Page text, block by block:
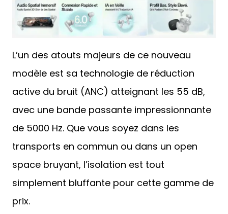
L’un des atouts majeurs de ce nouveau
modèle est sa technologie de réduction
active du bruit (ANC) atteignant les 55 dB,
avec une bande passante impressionnante
de 5000 Hz. Que vous soyez dans les
transports en commun ou dans un open
space bruyant, l’isolation est tout
simplement bluffante pour cette gamme de
prix.